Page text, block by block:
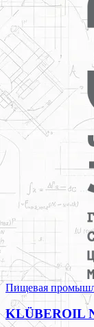
Пищевая
KLÜBEROIL